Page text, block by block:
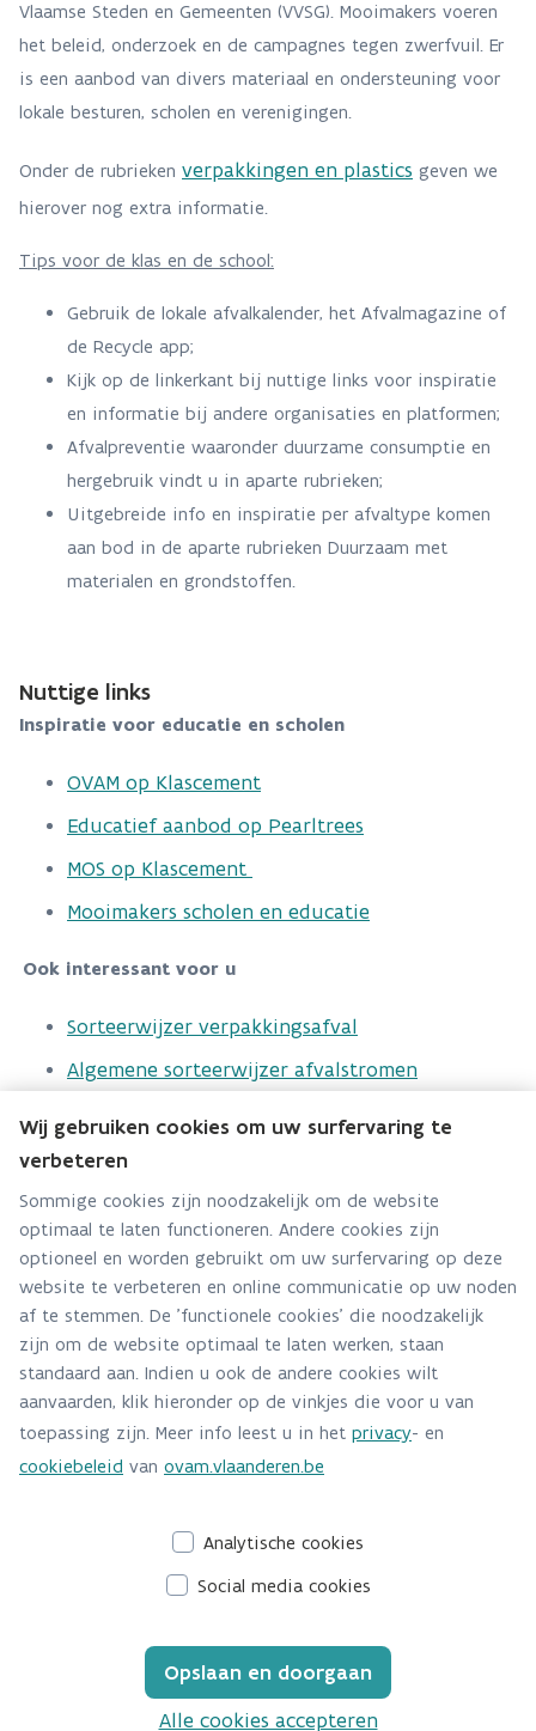
Vlaamse Steden en Gemeenten (VVSG). Mooimakers voeren
het beleid, onderzoek en de campagnes tegen zwerfvuil. Er
is een aanbod van divers materiaal en ondersteuning voor
lokale besturen, scholen en verenigingen.
Onder de rubrieken verpakkingen en plastics geven we
hierover nog extra informatie.
Tips voor de klas en de school:
Gebruik de lokale afvalkalender, het Afvalmagazine of
de Recycle app;
Kijk op de linkerkant bij nuttige links voor inspiratie
en informatie bij andere organisaties en platformen;
Afvalpreventie waaronder duurzame consumptie en
hergebruik vindt u in aparte rubrieken;
Uitgebreide info en inspiratie per afvaltype komen
aan bod in de aparte rubrieken Duurzaam met
materialen en grondstoffen.
Nuttige links
Inspiratie voor educatie en scholen
OVAM op Klascement
Educatief aanbod op Pearltrees
MOS op Klascement
Mooimakers scholen en educatie
Ook interessant voor u
Sorteerwijzer verpakkingsafval
Algemene sorteerwijzer afvalstromen
Publicaties
Uitvoeringsplan huishoudelijk afval en
gelijkaardig bedrijfsaval
Cijfers huishoudelijk afval en gelijkaardig
bedrijfsafval
Het Vlarema en materialendecreet
Publicaties Vlaamse overheid alle
Wij gebruiken cookies om uw surfervaring te
verbeteren
Sommige cookies zijn noodzakelijk om de website
optimaal te laten functioneren. Andere cookies zijn
optioneel en worden gebruikt om uw surfervaring op deze
website te verbeteren en online communicatie op uw noden
af te stemmen. De 'functionele cookies' die noodzakelijk
zijn om de website optimaal te laten werken, staan
standaard aan. Indien u ook de andere cookies wilt
aanvaarden, klik hieronder op de vinkjes die voor u van
toepassing zijn. Meer info leest u in het privacy- en
cookiebeleid van ovam.vlaanderen.be
Analytische cookies
Social media cookies
Opslaan en doorgaan
Alle cookies accepteren